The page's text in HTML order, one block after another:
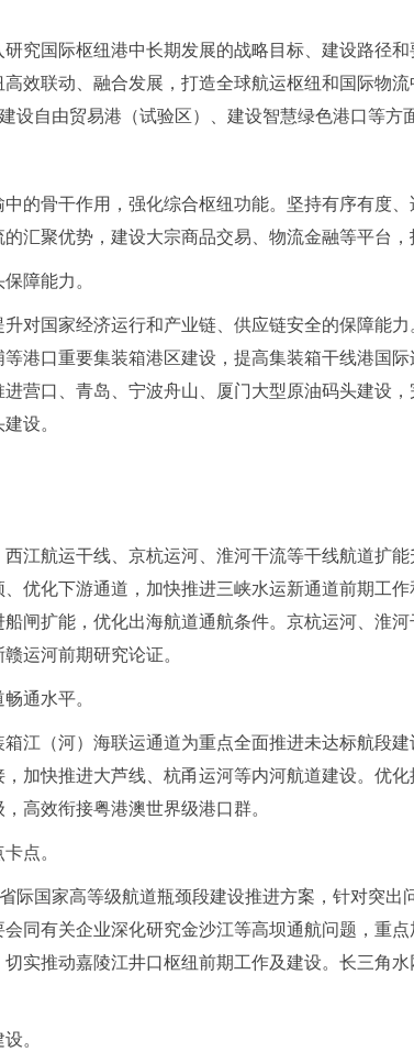
究国际枢纽港中长期发展的战略目标、建设路径
效联动、融合发展，打造全球航运枢纽和国际物
设自由贸易港（试验区）、建设智慧绿色港口等方
的骨干作用，强化综合枢纽功能。坚持有序有度
汇聚优势，建设大宗商品交易、物流金融等平台，
障能力。
对国家经济运行和产业链、供应链安全的保障能
港口重要集装箱港区建设，提高集装箱干线港国
营口、青岛、宁波舟山、厦门大型原油码头建设
设。
江航运干线、京杭运河、淮河干流等干线航道扩
优化下游通道，加快推进三峡水运新通道前期工
闸扩能，优化出海航道通航条件。京杭运河、淮
运河前期研究论证。
通水平。
江（河）海联运通道为重点全面推进未达标航段
加快推进大芦线、杭甬运河等内河航道建设。优
高效衔接粤港澳世界级港口群。
点。
际国家高等级航道瓶颈段建设推进方案，针对突出
同有关企业深化研究金沙江等高坝通航问题，重
实推动嘉陵江井口枢纽前期工作及建设。长三角水
。